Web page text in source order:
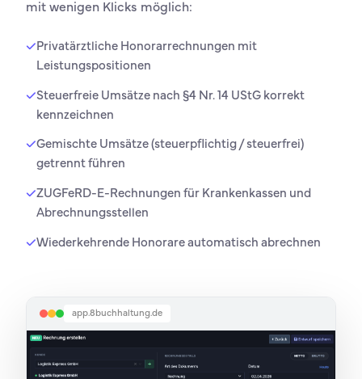
mit wenigen Klicks möglich:
Privatärztliche Honorarrechnungen mit
Leistungspositionen
Steuerfreie Umsätze nach §4 Nr. 14 UStG korrekt
kennzeichnen
Gemischte Umsätze (steuerpflichtig / steuerfrei)
getrennt führen
ZUGFeRD-E-Rechnungen für Krankenkassen und
Abrechnungsstellen
Wiederkehrende Honorare automatisch abrechnen
app.8buchhaltung.de